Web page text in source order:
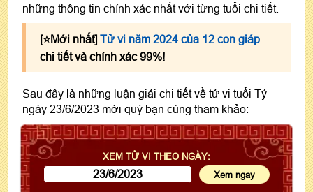
những thông tin chính xác nhất với từng tuổi chi tiết.
[⭐️Mới nhất] Tử vi năm 2024 của 12 con giáp
chi tiết và chính xác 99%!
Sau đây là những luận giải chi tiết về tử vi tuổi Tý
ngày 23/6/2023 mời quý bạn cùng tham khảo:
XEM TỬ VI THEO NGÀY: